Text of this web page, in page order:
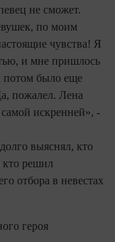
не сможет.
по моим
чувства! Я
и мне пришлось
потом было еще
пожалел. Лена
искренней», -
выяснял, кто
кто решил
отбора в невестах
героя